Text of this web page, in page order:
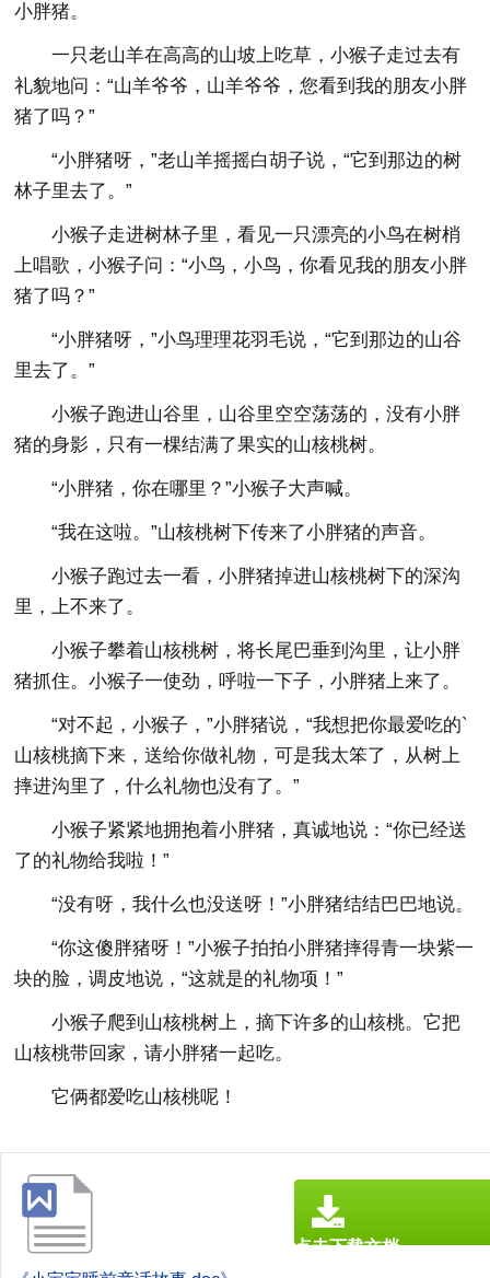
小胖猪。
一只老山羊在高高的山坡上吃草，小猴子走过去有
礼貌地问：“山羊爷爷，山羊爷爷，您看到我的朋友小胖
猪了吗？”
“小胖猪呀，”老山羊摇摇白胡子说，“它到那边的树
林子里去了。”
小猴子走进树林子里，看见一只漂亮的小鸟在树梢
上唱歌，小猴子问：“小鸟，小鸟，你看见我的朋友小胖
猪了吗？”
“小胖猪呀，”小鸟理理花羽毛说，“它到那边的山谷
里去了。”
小猴子跑进山谷里，山谷里空空荡荡的，没有小胖
猪的身影，只有一棵结满了果实的山核桃树。
“小胖猪，你在哪里？”小猴子大声喊。
“我在这啦。”山核桃树下传来了小胖猪的声音。
小猴子跑过去一看，小胖猪掉进山核桃树下的深沟
里，上不来了。
小猴子攀着山核桃树，将长尾巴垂到沟里，让小胖
猪抓住。小猴子一使劲，呼啦一下子，小胖猪上来了。
“对不起，小猴子，”小胖猪说，“我想把你最爱吃的`
山核桃摘下来，送给你做礼物，可是我太笨了，从树上
摔进沟里了，什么礼物也没有了。”
小猴子紧紧地拥抱着小胖猪，真诚地说：“你已经送
了的礼物给我啦！”
“没有呀，我什么也没送呀！”小胖猪结结巴巴地说。
“你这傻胖猪呀！”小猴子拍拍小胖猪摔得青一块紫一
块的脸，调皮地说，“这就是的礼物项！”
小猴子爬到山核桃树上，摘下许多的山核桃。它把
山核桃带回家，请小胖猪一起吃。
它俩都爱吃山核桃呢！
点击下载文档